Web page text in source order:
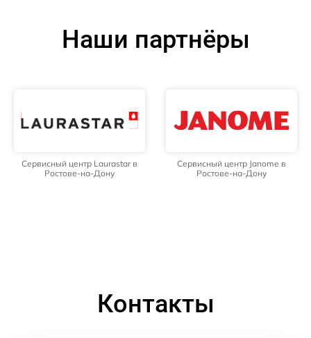
Наши партнёры
Сервисный центр Laurastar в
Ростове-на-Дону
Сервисный центр Janome в
Ростове-на-Дону
Контакты